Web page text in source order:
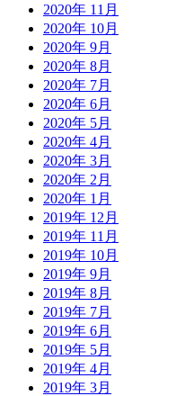
2020年 11月
2020年 10月
2020年 9月
2020年 8月
2020年 7月
2020年 6月
2020年 5月
2020年 4月
2020年 3月
2020年 2月
2020年 1月
2019年 12月
2019年 11月
2019年 10月
2019年 9月
2019年 8月
2019年 7月
2019年 6月
2019年 5月
2019年 4月
2019年 3月